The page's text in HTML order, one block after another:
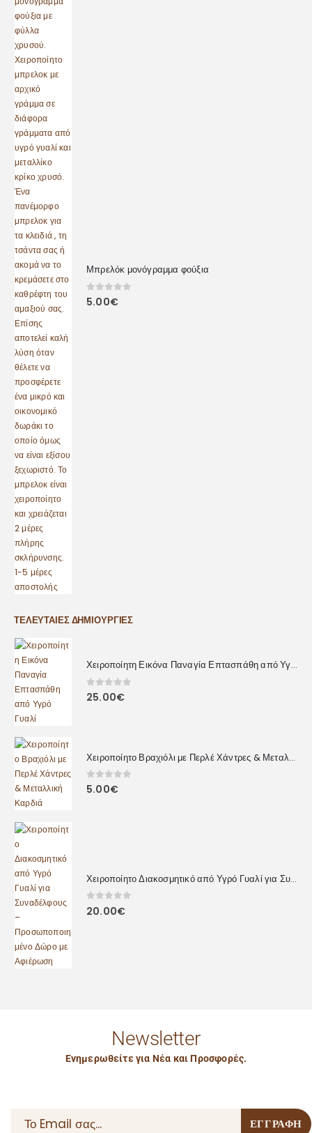
Μπρελόκ μονόγραμμα φούξια
0 out of 5
5.00€
ΤΕΛΕΥΤΑΊΕΣ ΔΗΜΙΟΥΡΓΊΕΣ
Χειροποίητη Εικόνα Παναγία Επτασπάθη από Υγρό Γυαλί
0out of 5
25.00€
Χειροποίητο Βραχιόλι με Περλέ Χάντρες & Μεταλλική Καρδιά
0 out of 5
5.00€
Χειροποίητο Διακοσμητικό από Υγρό Γυαλί για Συναδέλφους – Προσωποποιημένο Δώρο με Αφιέρωση
0 out of 5
20.00€
Newsletter
Ενημερωθείτε για Νέα και Προσφορές.